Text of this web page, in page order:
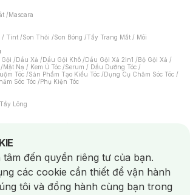
/Mascara
/ Tint /Son Thỏi /Son Bóng /Tẩy Trang Mắt / Môi
/Dầu Xả /Dầu Gội Khô /Dầu Gội Xả 2in1 /Bộ Gội Xả /
/Mặt Nạ / Kem Ủ Tóc /Serum / Dầu Dưỡng Tóc /
Tóc /Sản Phẩm Tạo Kiểu Tóc /Dụng Cụ Chăm Sóc Tóc /
Sóc Tóc /Phụ Kiện Tóc
Lông
/Máy Massage/Mặt Nạ Xông Hơi /Nước Rửa Tay/
/Bàn Chải Đánh Răng /Bàn Chải Điện/
Răng /Máy Tăm Nước/ Nước Súc Miệng/
Thơm Miệng / Dung Dịch Vệ Sinh/Dưỡng Vùng Kín/
/Băng Vệ Sinh/Tampon/Bọt Cạo Râu /Dao Cạo Râu/
usage
tâm đến quyền riêng tư của bạn.
các cookie cần thiết để vận hành
tôi và đồng hành cùng bạn trong